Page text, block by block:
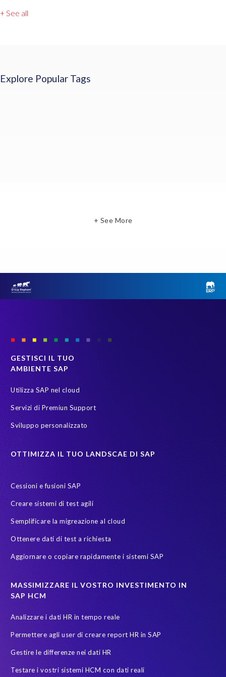
+ See all
Explore Popular Tags
+ See More
GESTISCI IL TUO
AMBIENTE SAP
Utilizza SAP nel cloud
Servizi di Premiun Support
Sviluppo personalizzato
OTTIMIZZA IL TUO LANDSCAE DI SAP
Cessioni e fusioni SAP
Creare sistemi di test agili
Semplificare la migreazione al cloud
Ottenere dati di test a richiesta
Aggiornare o copiare rapidamente i sistemi SAP
MASSIMIZZARE IL VOSTRO INVESTIMENTO IN
SAP HCM
Analizzare i dati HR in tempo reale
Permettere agli user di creare report HR in SAP
Gestire le differenze nei dati HR
Testare i vostri sistemi HCM con dati reali